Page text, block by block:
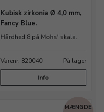
Kubisk zirkonia Ø 4,0 mm,
Fancy Blue.
Hårdhed 8 på Mohs' skala.
Varenr. 820040 På lager
Info
MÆNGDE